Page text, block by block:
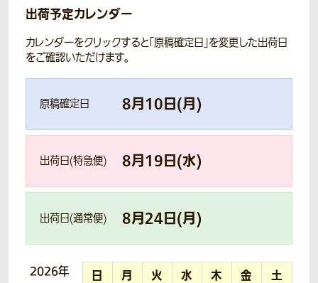
出荷予定カレンダー
カレンダーをクリックすると「原稿確定日」を変更した出荷日
をご確認いただけます。
原稿確定日 8月10日(月)
出荷日(特急便) 8月19日(水)
出荷日(通常便) 8月24日(月)
2026年
日 月 火 水 木 金 土